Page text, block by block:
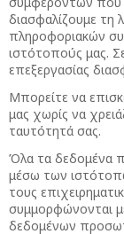
διασφαλίζουμε τη
πληροφοριακών
ιστότοπούς μας.
επεξεργασίας
Μπορείτε να
μας χωρίς να
ταυτότητά σας.
Όλα τα δεδομένα
μέσω των
τους
συμμορφώνονται
δεδομένων